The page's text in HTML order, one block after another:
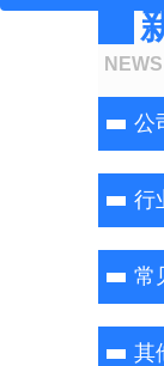
NEWS
公
行
常
其